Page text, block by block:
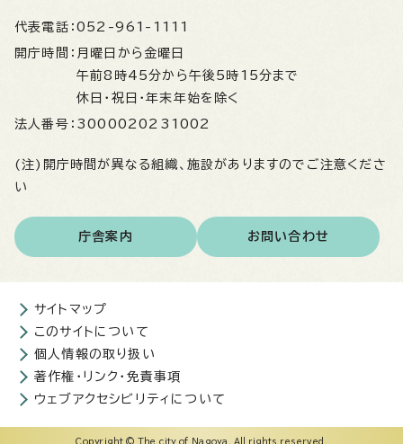
代表電話： 052-961-1111
開庁時間： 月曜日から金曜日
午前8時45分から午後5時15分まで
休日・祝日・年末年始を除く
法人番号： 3000020231002
(注)開庁時間が異なる組織、施設がありますのでご注意くださ
い
庁舎案内 お問い合わせ
サイトマップ
このサイトについて
個人情報の取り扱い
著作権・リンク・免責事項
ウェブアクセシビリティについて
Copyright © The city of Nagoya. All rights reserved.